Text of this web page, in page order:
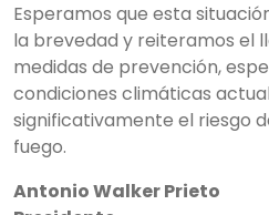
Esperamos que esta
la brevedad y reiteramos el
medidas de prevención,
condiciones climáticas
significativamente el riesgo
fuego.
Antonio Walker Prieto